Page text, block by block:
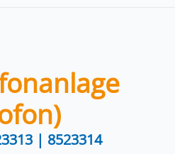
| 8523314